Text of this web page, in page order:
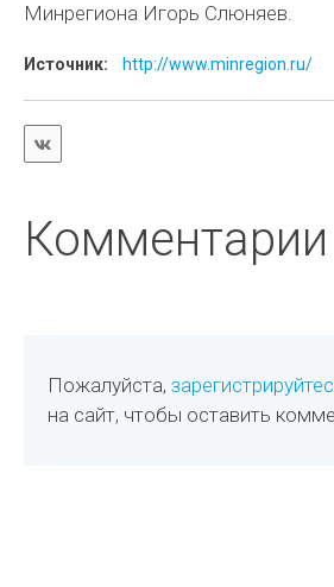
Минрегиона Игорь Слюняев.
Источник: http://www.minregion.ru/
Комментарии
Пожалуйста,
на сайт, чтобы оставить